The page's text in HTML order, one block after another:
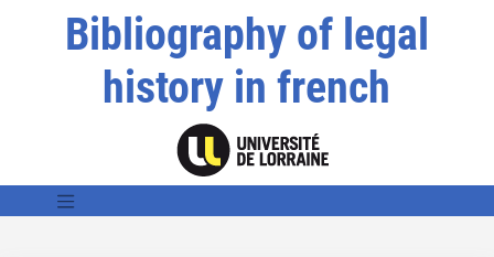
Bibliography of legal
history in french